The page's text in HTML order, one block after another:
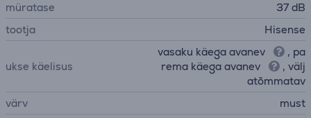
müratase
37 dB
tootja
Hisense
ukse käelisus
vasaku käega avanev
, pa
rema käega avanev
, välj
atõmmatav
värv
must